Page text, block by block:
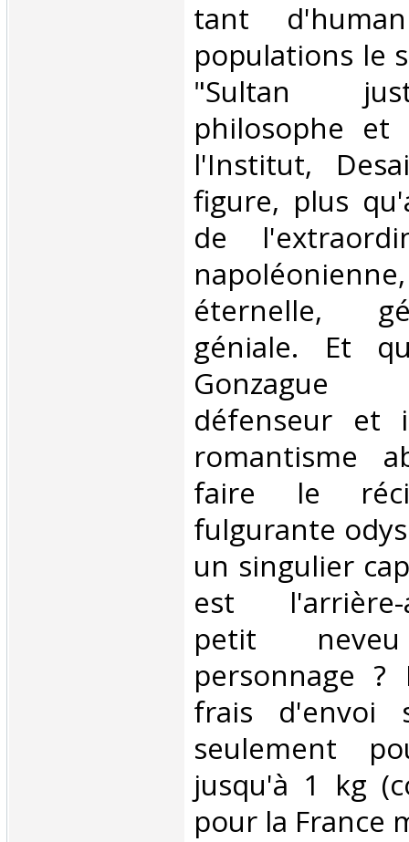
tant
populations le
"Sultan
philosophe et
l'Institut,
figure, plus
de
éternelle,
géniale. Et
Gonzague
défenseur et
romantisme
faire le
fulgurante
un singulier
est l'arrière-
petit
personnage ?
frais
seulement
jusqu'à 1 kg
pour la France